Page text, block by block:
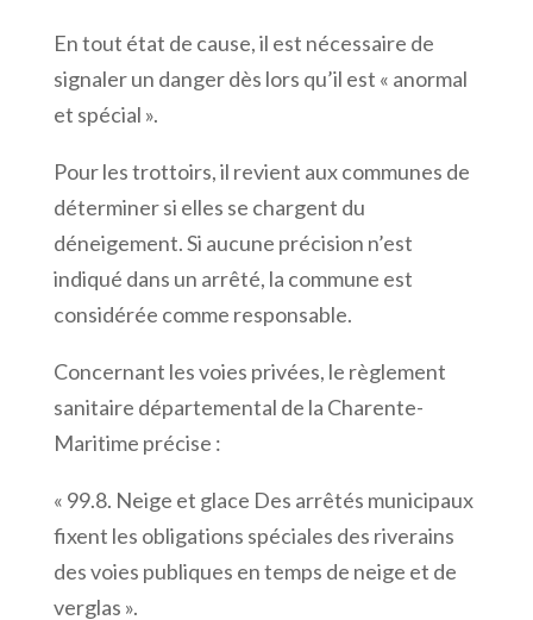
En tout état de cause, il est nécessaire de
signaler un danger dès lors qu’il est « anormal
et spécial ».
Pour les trottoirs, il revient aux communes de
déterminer si elles se chargent du
déneigement. Si aucune précision n’est
indiqué dans un arrêté, la commune est
considérée comme responsable.
Concernant les voies privées, le règlement
sanitaire départemental de la Charente-
Maritime précise :
« 99.8. Neige et glace Des arrêtés municipaux
fixent les obligations spéciales des riverains
des voies publiques en temps de neige et de
verglas ».